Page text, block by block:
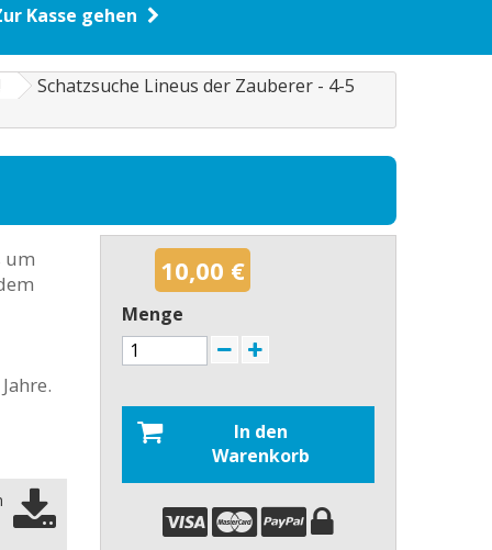
Kasse gehen
Schatzsuche Lineus der Zauberer - 4-5
um
10,00 €
Menge
In den
Warenkorb